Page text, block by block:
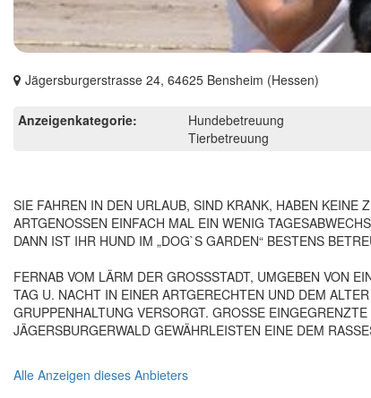
Jägersburgerstrasse 24, 64625 Bensheim (Hessen)
Anzeigenkategorie:
Hundebetreuung
Tierbetreuung
SIE FAHREN IN DEN URLAUB, SIND KRANK, HABEN
ARTGENOSSEN EINFACH MAL EIN WENIG
DANN IST IHR HUND IM „DOG`S GARDEN“ BESTENS
FERNAB VOM LÄRM DER GROSSSTADT, UMGEBEN VON
TAG U. NACHT IN EINER ARTGERECHTEN UND DEM
GRUPPENHALTUNG VERSORGT. GROSSE
JÄGERSBURGERWALD GEWÄHRLEISTEN EINE DEM
Alle Anzeigen dieses Anbieters